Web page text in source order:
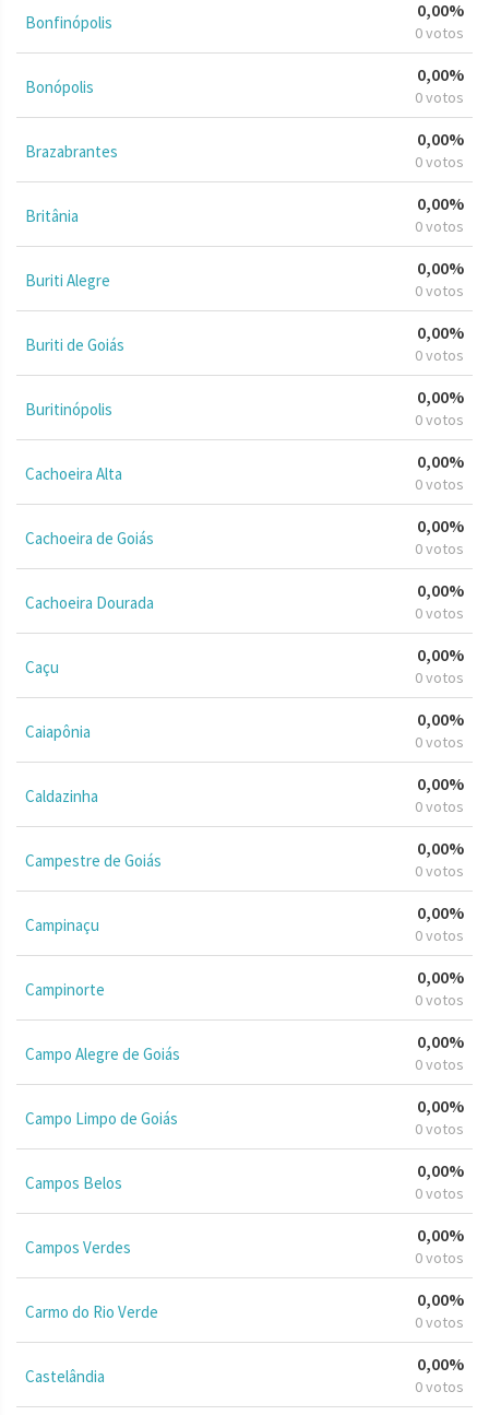
Bonfinópolis
0,00%
0 votos
Bonópolis
0,00%
0 votos
Brazabrantes
0,00%
0 votos
Britânia
0,00%
0 votos
Buriti Alegre
0,00%
0 votos
Buriti de Goiás
0,00%
0 votos
Buritinópolis
0,00%
0 votos
Cachoeira Alta
0,00%
0 votos
Cachoeira de Goiás
0,00%
0 votos
Cachoeira Dourada
0,00%
0 votos
Caçu
0,00%
0 votos
Caiapônia
0,00%
0 votos
Caldazinha
0,00%
0 votos
Campestre de Goiás
0,00%
0 votos
Campinaçu
0,00%
0 votos
Campinorte
0,00%
0 votos
Campo Alegre de Goiás
0,00%
0 votos
Campo Limpo de Goiás
0,00%
0 votos
Campos Belos
0,00%
0 votos
Campos Verdes
0,00%
0 votos
Carmo do Rio Verde
0,00%
0 votos
Castelândia
0,00%
0 votos